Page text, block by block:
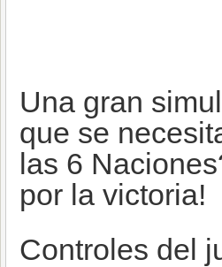
Una gran
que se
las 6
por la victoria!
Controles del